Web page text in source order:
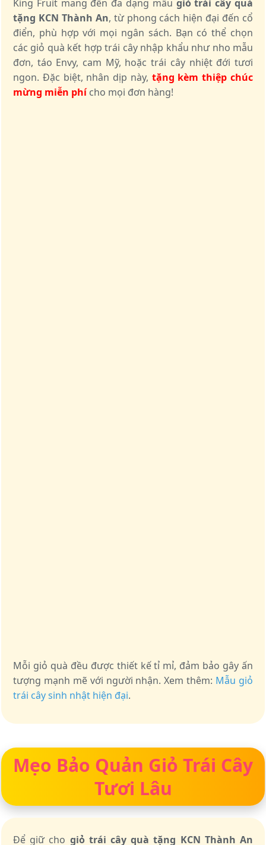
King Fruit mang đến đa dạng mẫu giỏ trái cây quà
tặng KCN Thành An, từ phong cách hiện đại đến cổ
điển, phù hợp với mọi ngân sách. Bạn có thể chọn
các giỏ quà kết hợp trái cây nhập khẩu như nho mẫu
đơn, táo Envy, cam Mỹ, hoặc trái cây nhiệt đới tươi
ngon. Đặc biệt, nhân dịp này, tặng kèm thiệp chúc
mừng miễn phícho mọi đơn hàng!
Mỗi giỏ quà đều được thiết kế tỉ mỉ, đảm bảo gây ấn
tượng mạnh mẽ với người nhận. Xem thêm: Mẫu giỏ
trái cây sinh nhật hiện đại.
Mẹo Bảo Quản Giỏ Trái Cây
Tươi Lâu
Để giữ cho giỏ trái cây quà tặng KCN Thành An